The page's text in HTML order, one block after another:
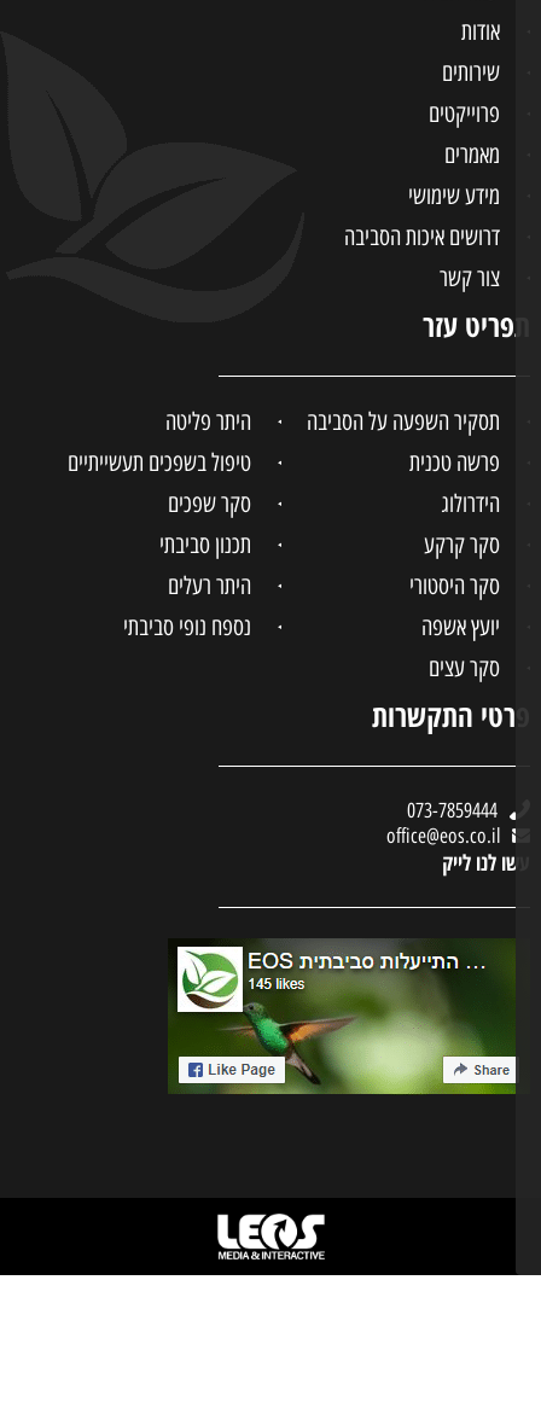
אודות
שירותים
פרוייקטים
מאמרים
מידע שימושי
דרושים איכות הסביבה
צור קשר
עזר
תסקיר השפעה על הסביבה
היתר פליטה
פרשה טכנית
טיפול בשפכים תעשייתיים
הידרולוג
סקר שפכים
סקר קרקע
תכנון סביבתי
סקר היסטורי
היתר רעלים
יועץ אשפה
נספח נופי סביבתי
סקר עצים
התקשרות
073-7859444
office@eos.co.il
לנו לייק